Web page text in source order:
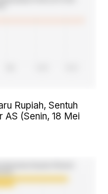
Rupiah, Sentuh
AS (Senin, 18 Mei